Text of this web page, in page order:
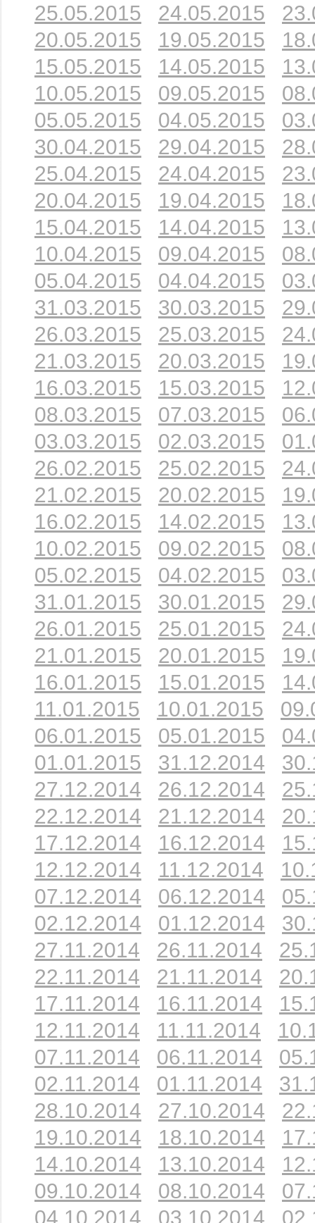
25.05.2015
24.05.2015
20.05.2015
19.05.2015
15.05.2015
14.05.2015
10.05.2015
09.05.2015
05.05.2015
04.05.2015
30.04.2015
29.04.2015
25.04.2015
24.04.2015
20.04.2015
19.04.2015
15.04.2015
14.04.2015
10.04.2015
09.04.2015
05.04.2015
04.04.2015
31.03.2015
30.03.2015
26.03.2015
25.03.2015
21.03.2015
20.03.2015
16.03.2015
15.03.2015
08.03.2015
07.03.2015
03.03.2015
02.03.2015
26.02.2015
25.02.2015
21.02.2015
20.02.2015
16.02.2015
14.02.2015
10.02.2015
09.02.2015
05.02.2015
04.02.2015
31.01.2015
30.01.2015
26.01.2015
25.01.2015
21.01.2015
20.01.2015
16.01.2015
15.01.2015
11.01.2015
10.01.2015
06.01.2015
05.01.2015
01.01.2015
31.12.2014
27.12.2014
26.12.2014
22.12.2014
21.12.2014
17.12.2014
16.12.2014
12.12.2014
11.12.2014
07.12.2014
06.12.2014
02.12.2014
01.12.2014
27.11.2014
26.11.2014
22.11.2014
21.11.2014
17.11.2014
16.11.2014
12.11.2014
11.11.2014
07.11.2014
06.11.2014
02.11.2014
01.11.2014
28.10.2014
27.10.2014
19.10.2014
18.10.2014
14.10.2014
13.10.2014
09.10.2014
08.10.2014
04.10.2014
03.10.2014